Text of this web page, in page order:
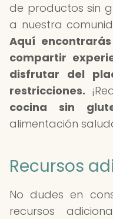
de productos sin
a nuestra
Aquí
compartir
disfrutar del
restricciones.
cocina sin
alimentación
Recursos
No dudes en
recursos